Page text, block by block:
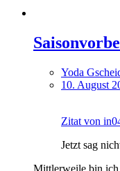
Yoda
10. August
Zitat von
Jetzt sag
Mittlerweile bin ich